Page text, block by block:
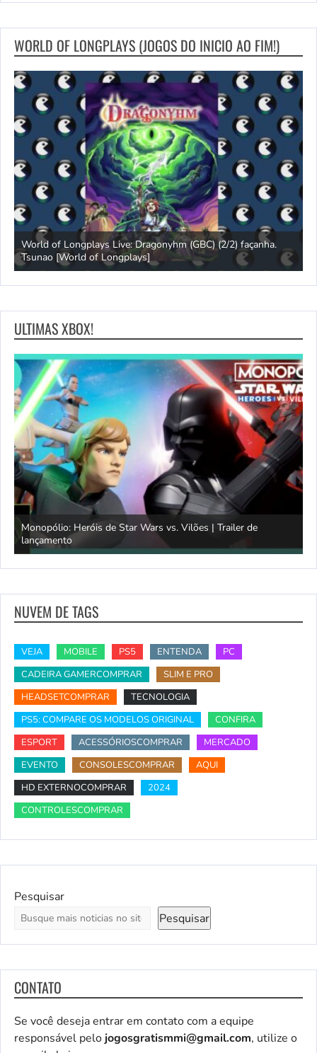
WORLD OF LONGPLAYS (JOGOS DO INICIO AO FIM!)
World of Longplays Live: Dragonyhm (GBC) (2/2) façanha.
Tsunao [World of Longplays]
ULTIMAS XBOX!
Monopólio: Heróis de Star Wars vs. Vilões | Trailer de
lançamento
NUVEM DE TAGS
VEJA MOBILE PS5 ENTENDA
PC
CADEIRA GAMERCOMPRAR
SLIM E PRO
HEADSETCOMPRAR
TECNOLOGIA
PS5: COMPARE OS MODELOS ORIGINAL
CONFIRA
ESPORT
ACESSÓRIOSCOMPRAR
MERCADO
EVENTO
CONSOLESCOMPRAR
AQUI
HD EXTERNOCOMPRAR
2024
CONTROLESCOMPRAR
Pesquisar
Pesquisar
CONTATO
Se você deseja entrar em contato com a equipe
responsável pelojogosgratismmi@gmail.com, utilize o